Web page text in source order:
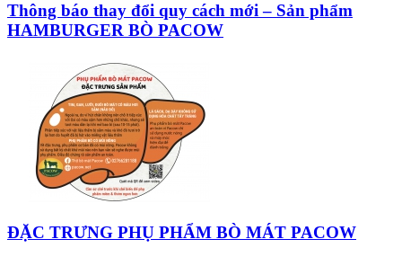
Thông báo thay đổi quy cách mới – Sản phẩm
HAMBURGER BÒ PACOW
ĐẶC TRƯNG PHỤ PHẨM BÒ MÁT PACOW